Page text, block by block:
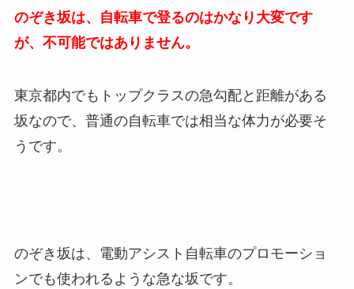
のぞき坂は、自転車で登るのはかなり大変です
が、不可能ではありません。
東京都内でもトップクラスの急勾配と距離がある
坂なので、普通の自転車では相当な体力が必要そ
うです。
のぞき坂は、電動アシスト自転車のプロモーショ
ンでも使われるような急な坂です。